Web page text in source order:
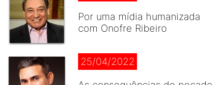
Por uma mídia humanizada
com Onofre Ribeiro
25/04/2022